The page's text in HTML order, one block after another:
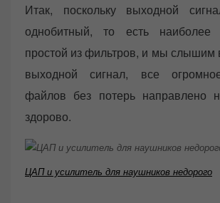
Итак, поскольку выходной
однобитный, то есть наиболее
простой из фильтров, и мы слышим
выходной сигнал, все
файлов без потерь направлено
здорово.
ЦАП и усилитель для наушников недорого